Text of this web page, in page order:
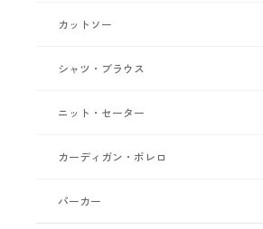
カットソー
シャツ・ブラウス
ニット・セーター
カーディガン・ボレロ
パーカー